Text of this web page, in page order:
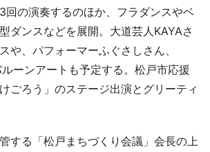
回の演奏するのほか、フラダンスやベ
ダンスなどを展開。大道芸人KAYAさ
や、パフォーマーふぐさしさん、
ーンアートも予定する。松戸市応援
ごろう」のステージ出演とグリーティ
する「松戸まちづくり会議」会長の上